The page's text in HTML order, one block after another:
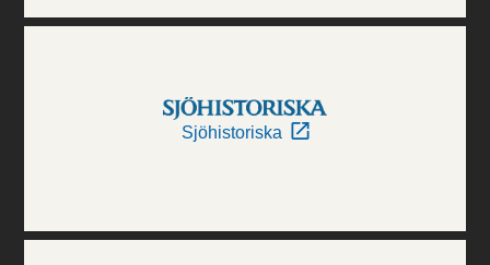
Sjöhistoriska